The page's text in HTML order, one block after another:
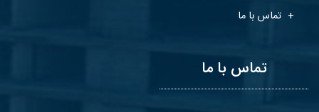
تماس با ما
تماس با ما